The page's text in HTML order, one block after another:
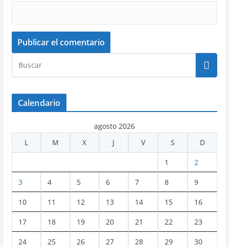
Calendario
agosto 2026
L
M X J V S D
1 2
3 4 5 6 7 8 9
10 11 12 13 14 15 16
17 18 19 20 21 22 23
24 25 26 27 28 29 30